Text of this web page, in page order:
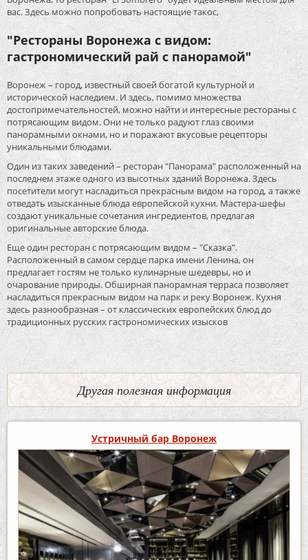
вас. Здесь можно попробовать настоящие такос,
"Рестораны Воронежа с видом:
гастрономический рай с панорамой"
Воронеж – город, известный своей богатой культурной и
исторической наследием. И здесь, помимо множества
достопримечательностей, можно найти и интересные рестораны с
потрясающим видом. Они не только радуют глаз своими
панорамными окнами, но и поражают вкусовые рецепторы
уникальными блюдами.
Один из таких заведений – ресторан "Панорама" расположенный на
последнем этаже одного из высотных зданий Воронежа. Здесь
посетители могут насладиться прекрасным видом на город, а также
отведать изысканные блюда европейской кухни. Мастера-шефы
создают уникальные сочетания ингредиентов, предлагая
оригинальные авторские блюда.
Еще один ресторан с потрясающим видом – "Сказка".
Расположенный в самом сердце парка имени Ленина, он
предлагает гостям не только кулинарные шедевры, но и
очарование природы. Обширная панорамная терраса позволяет
насладиться прекрасным видом на парк и реку Воронеж. Кухня
здесь разнообразная – от классических европейских блюд до
традиционных русских гастрономических изысков
Другая полезная информация
Устричный бар Воронеж